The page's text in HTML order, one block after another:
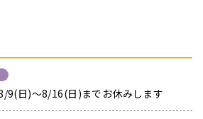
日)～8/16(日)までお休みします